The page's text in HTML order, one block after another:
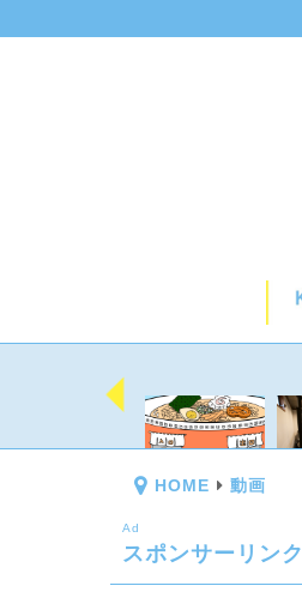
HOME 動画
Ad
スポンサーリンク